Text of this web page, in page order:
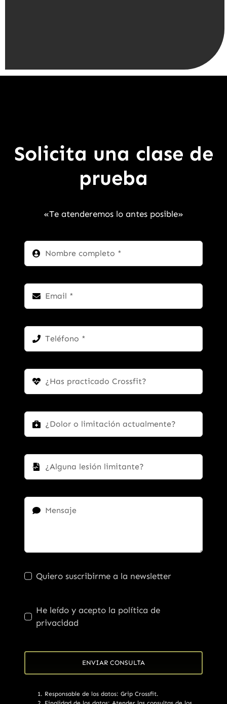
Solicita una clase de
prueba
«Te atenderemos lo antes posible»
Quiero suscribirme a la newsletter
He leído y acepto la política de
privacidad
ENVIAR CONSULTA
Responsable de los datos: Grip Crossfit.